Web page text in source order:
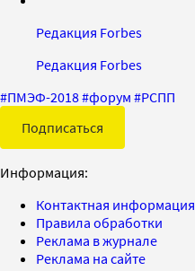
Редакция Forbes
Редакция Forbes
#ПМЭФ-2018#форум #РСПП
Подписаться
Информация:
Контактная информация
Правила обработки
Реклама в журнале
Реклама на сайте